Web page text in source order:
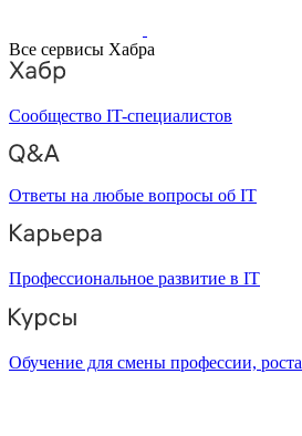
Все сервисы Хабра
Сообщество IT-специалистов
Ответы на любые вопросы об IT
Профессиональное развитие в IT
Обучение для смены профессии,